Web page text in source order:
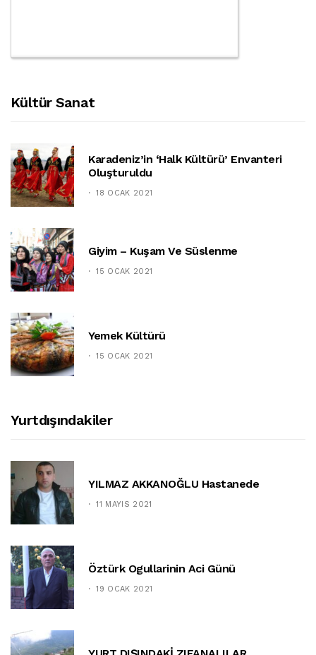
Kültür Sanat
Karadeniz’in ‘halk Kültürü’ Envanteri
Oluşturuldu
18 OCAK 2021
Giyim – Kuşam Ve Süslenme
15 OCAK 2021
Yemek Kültürü
15 OCAK 2021
Yurtdışındakiler
YILMAZ AKKANOĞLU Hastanede
11 MAYIS 2021
Öztürk Ogullarinin Aci Günü
19 OCAK 2021